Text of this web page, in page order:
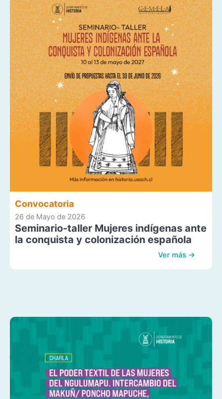
Convocatoria
26 de Mayo de 2026
Seminario-taller Mujeres indígenas ante
la conquista y colonización española
Ver más →